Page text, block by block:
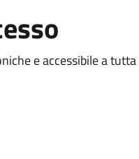
e accessibile a